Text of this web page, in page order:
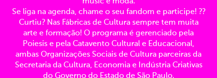
Se liga na agenda, chame o seu fandom e participe! ??
Curtiu? Nas Fábricas de Cultura sempre tem muita
arte e formação! O programa é gerenciado pela
Poiesis e pela Catavento Cultural e Educacional,
ambas Organizações Sociais de Cultura parceiras da
Secretaria da Cultura, Economia e Indústria Criativas
do Governo do Estado de São Paulo.